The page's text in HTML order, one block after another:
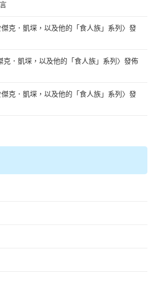
傑克．凱堔，以及他的「食人族」系列 〉發
克．凱堔，以及他的「食人族」系列 〉發佈
傑克．凱堔，以及他的「食人族」系列 〉發